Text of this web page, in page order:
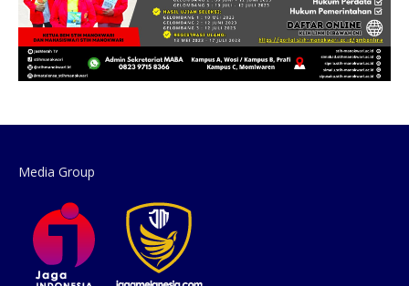
Media Group